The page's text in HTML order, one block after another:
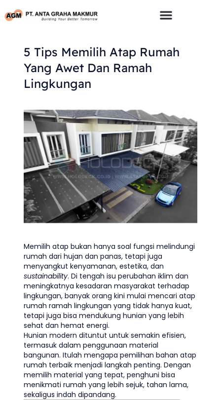
To
5 Tips Memilih Atap Rumah
Yang Awet Dan Ramah
Lingkungan
Memilih atap bukan hanya soal fungsi melindungi
rumah dari hujan dan panas, tetapi juga
menyangkut kenyamanan, estetika, dan
sustainability. Di tengah isu perubahan iklim dan
meningkatnya kesadaran masyarakat terhadap
lingkungan, banyak orang kini mulai mencari atap
rumah ramah lingkungan yang tidak hanya kuat,
tetapi juga bisa mendukung hunian yang lebih
sehat dan hemat energi.
Hunian modern dituntut untuk semakin efisien,
termasuk dalam penggunaan material
bangunan. Itulah mengapa pemilihan bahan atap
rumah terbaik menjadi langkah penting. Dengan
memilih material yang tepat, penghuni bisa
menikmati rumah yang lebih sejuk, tahan lama,
sekaligus indah dipandang.